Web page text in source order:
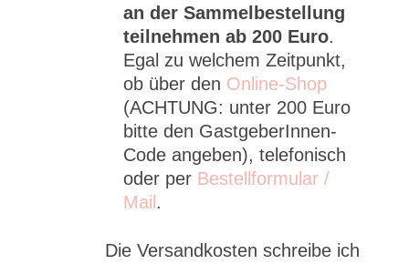
an der Sammelbestellung
teilnehmen ab 200 Euro.
Egal zu welchem Zeitpunkt,
ob über den Online-Shop
(ACHTUNG: unter 200 Euro
bitte den GastgeberInnen-
Code angeben), telefonisch
oder per Bestellformular /
Mail .
Die Versandkosten schreibe ich